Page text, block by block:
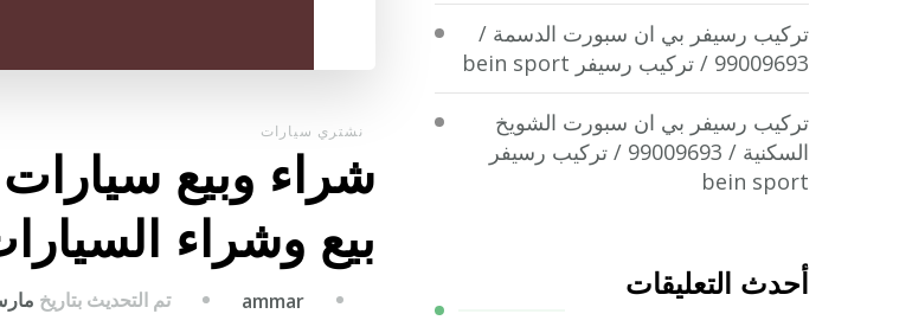
نشتري سيارات
بيع وشراء
ammar تم التحديث بتاريخ مارس
تركيب رسيفر بي ان سبورت الدسمة /
99009693 / تركيب رسيفر bein sport
تركيب رسيفر بي ان سبورت الشويخ
السكنية / 99009693 / تركيب رسيفر
bein sport
أحدث التعليقات